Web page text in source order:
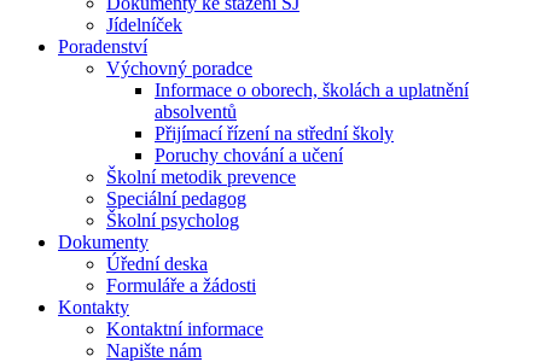
Jídelníček
Poradenství
Výchovný poradce
Informace o oborech, školách a uplatnění
absolventů
Přijímací řízení na střední školy
Poruchy chování a učení
Školní metodik prevence
Speciální pedagog
Školní psycholog
Dokumenty
Úřední deska
Formuláře a žádosti
Kontakty
Kontaktní informace
Napište nám